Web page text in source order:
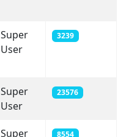
Super
User
3239
Super
User
23576
Super
8554